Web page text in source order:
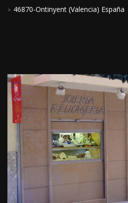
46870-Ontinyent (Valencia) España